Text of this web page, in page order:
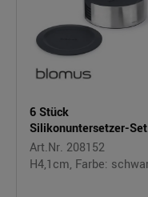
6 Stück
Silikonuntersetzer-Set
Ø11,5cm LARETO
Art.Nr. 208152
H4,1cm, Farbe: